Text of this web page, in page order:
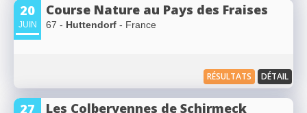
20
JUIN
Course Nature au Pays des Fraises
67 - Huttendorf - France
RÉSULTATS DÉTAIL
27 Les Colberyennes de Schirmeck